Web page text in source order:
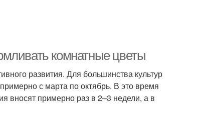
комнатные цветы
развития. Для большинства культур
с марта по октябрь. В это время
вносят примерно раз в 2–3 недели, а в